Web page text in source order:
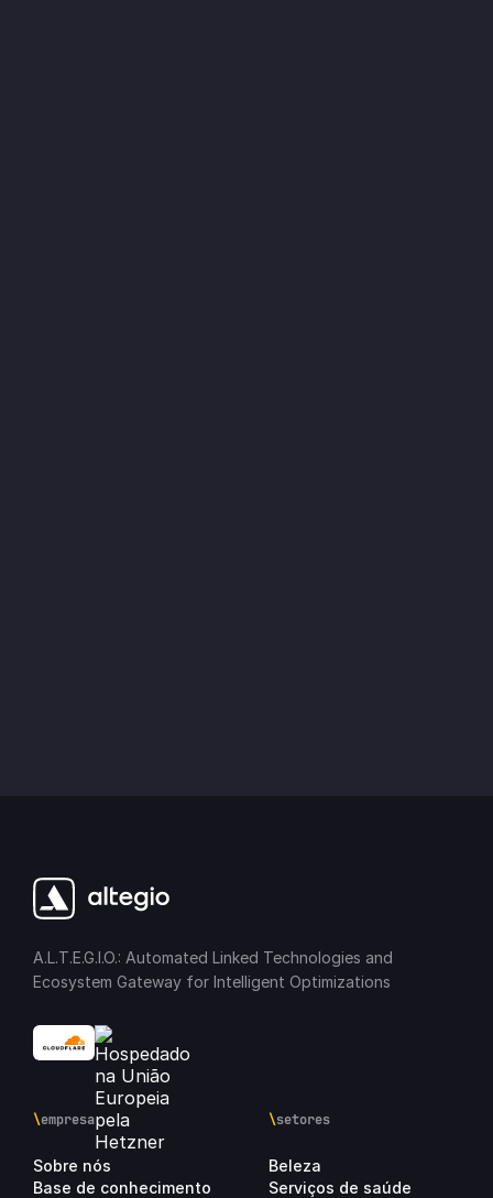
A.L.T.E.G.I.O.: Automated Linked Technologies and
Ecosystem Gateway for Intelligent Optimizations
\empresa
Sobre nós
Base de conhecimento
\setores
Beleza
Serviços de saúde